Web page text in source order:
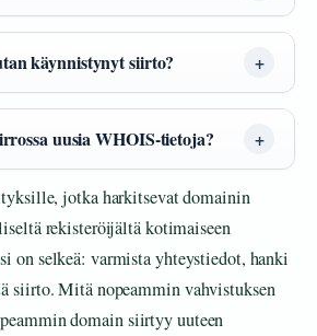
käynnistynyt siirto?
uusia WHOIS-tietoja?
jotka harkitsevat domainin
rekisteröijältä kotimaiseen
on selkeä: varmista yhteystiedot, hanki
siirto. Mitä nopeammin vahvistuksen
domain siirtyy uuteen